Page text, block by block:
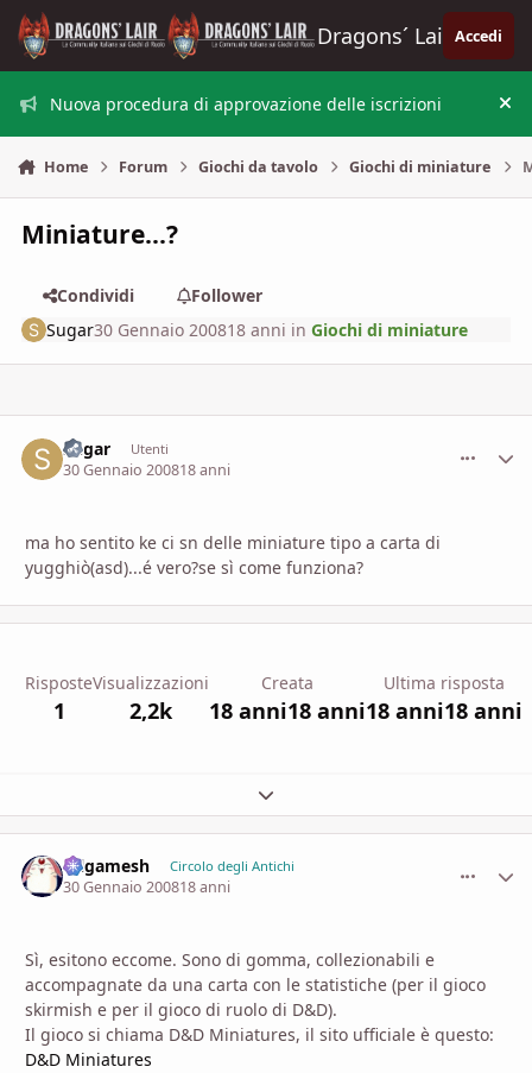
Vai al contenuto
Dragons´ Lair Accedi
Nuova procedura di approvazione delle iscrizioni
Home Forum Giochi da tavolo Giochi di miniature
Miniature...?
Condividi
Follower
Sugar30 Gennaio 200818 anni inGiochi di miniature
Sugar Utenti
30 Gennaio 200818 anni
ma ho sentito ke ci sn delle miniature tipo a carta di
yugghiò(asd)...é vero?se sì come funziona?
Risposte
1
Visualizzazioni
2,2k
Creata
18 anni18 anni
Ultima risposta
18 anni18 anni
Espandi panoramica del topic
Gilgamesh Circolo degli Antichi
30 Gennaio 200818 anni
Sì, esitono eccome. Sono di gomma, collezionabili e
accompagnate da una carta con le statistiche (per il gioco
skirmish e per il gioco di ruolo di D&D).
Il gioco si chiama D&D Miniatures, il sito ufficiale è questo:
D&D Miniatures